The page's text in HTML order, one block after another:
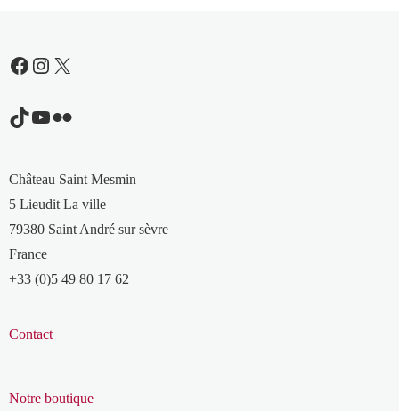
Facebook
Instagram
X
TikTok
YouTube
Flickr
Château Saint Mesmin
5 Lieudit La ville
79380 Saint André sur sèvre
France
+33 (0)5 49 80 17 62
Contact
Notre boutique